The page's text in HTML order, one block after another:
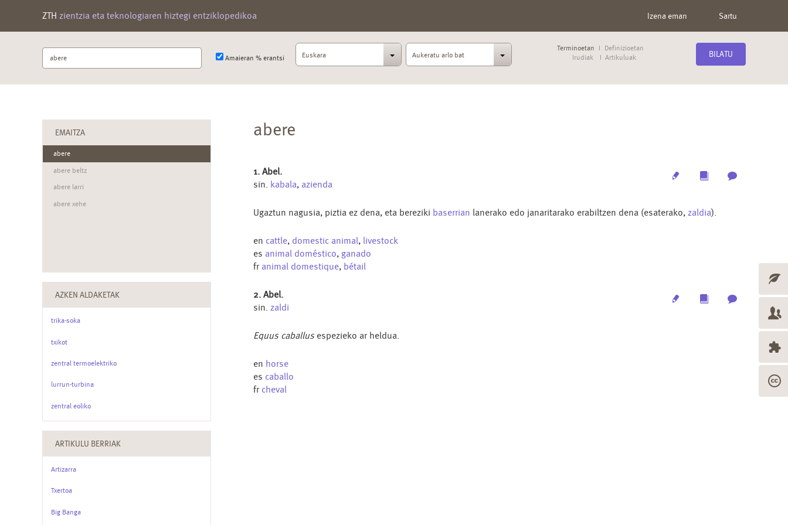
ZTH zientzia eta teknologiaren hiztegi entziklopedikoa Izena eman Sartu
Bilatu
terminoa
Amaieran % erantsi Euskara Aukeratu arlo bat
Terminoetan
Definizioetan
Irudiak
Artikuluak BILATU
abere
MultimediaArchive
1. Abel.
sin. kabala, azienda
Ugaztun nagusia, piztia ez dena, eta bereziki baserrian lanerako edo janaritarako erabiltzen dena (esaterako, zaldia).
en cattle, domestic animal, livestock
es animal doméstico, ganado
fr animal domestique, bétail
MultimediaArchive
2. Abel.
sin. zaldi
Equus caballus espezieko ar heldua.
en horse
es caballo
fr cheval
EMAITZA
abere
abere beltz
abere larri
abere xehe
AZKEN ALDAKETAK
trika-soka
txikot
zentral termoelektriko
lurrun-turbina
zentral eoliko
ARTIKULU BERRIAK
Artizarra
Txertoa
Big Banga